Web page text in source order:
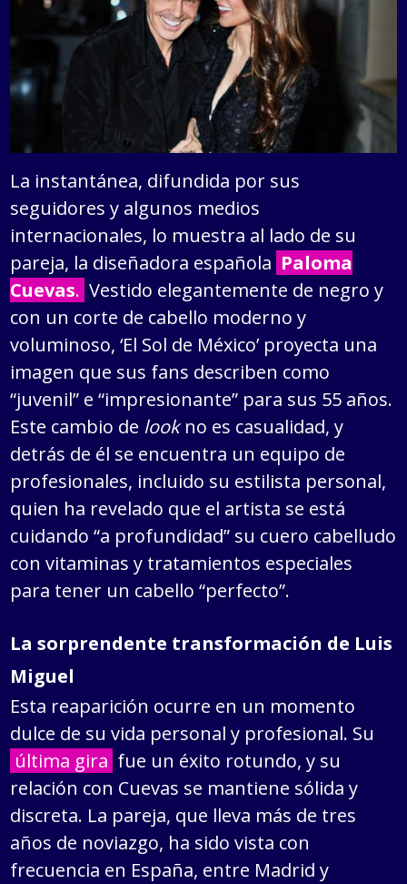
La instantánea, difundida por sus
seguidores y algunos medios
internacionales, lo muestra al lado de su
pareja, la diseñadora española Paloma
Cuevas. Vestido elegantemente de negro y
con un corte de cabello moderno y
voluminoso, ‘El Sol de México’ proyecta una
imagen que sus fans describen como
“juvenil” e “impresionante” para sus 55 años.
Este cambio de lookno es casualidad, y
detrás de él se encuentra un equipo de
profesionales, incluido su estilista personal,
quien ha revelado que el artista se está
cuidando “a profundidad” su cuero cabelludo
con vitaminas y tratamientos especiales
para tener un cabello “perfecto”.
La sorprendente transformación de Luis
Miguel
Esta reaparición ocurre en un momento
dulce de su vida personal y profesional. Su
última gira fue un éxito rotundo, y su
relación con Cuevas se mantiene sólida y
discreta. La pareja, que lleva más de tres
años de noviazgo, ha sido vista con
frecuencia en España, entre Madrid y